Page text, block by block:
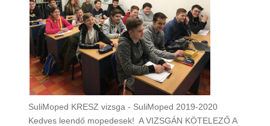
SuliMoped KRESZ vizsga - SuliMoped 2019-2020
Kedves leendő mopedesek! A VIZSGÁN KÖTELEZŐ A